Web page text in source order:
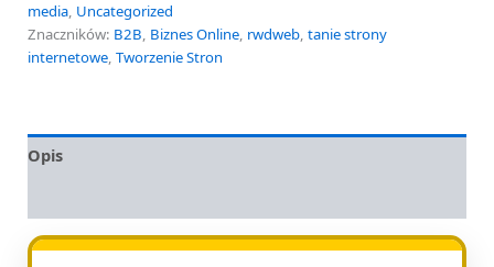
media, Uncategorized
Znaczników: B2B, Biznes Online, rwdweb, tanie strony
internetowe, Tworzenie Stron
Opis